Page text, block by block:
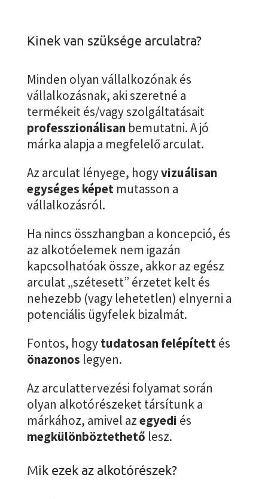
Kinek van szüksége arculatra?
Minden olyan vállalkozónak és
vállalkozásnak, aki szeretné a
termékeit és/vagy szolgáltatásait
professzionálisanbemutatni. A jó
márka alapja a megfelelő arculat.
Az arculat lényege, hogyvizuálisan
egységes képetmutasson a
vállalkozásról.
Ha nincs összhangban a koncepció, és
az alkotóelemek nem igazán
kapcsolhatóak össze, akkor az egész
arculat „szétesett” érzetet kelt és
nehezebb (vagy lehetetlen) elnyerni a
potenciális ügyfelek bizalmát.
Fontos, hogytudatosan felépítettés
önazonos legyen.
Az arculattervezési folyamat során
olyan alkotórészeket társítunk a
márkához, amivel azegyedi és
megkülönböztethető lesz.
Mik ezek az alkotórészek?